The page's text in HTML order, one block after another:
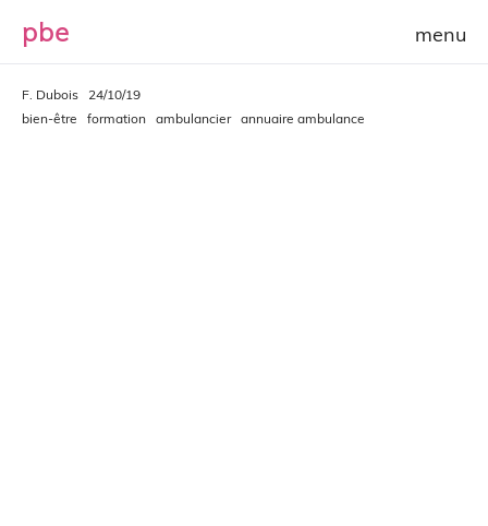
pbe
F. Dubois
24/10/19
bien-être
formation ambulancier annuaire ambulance